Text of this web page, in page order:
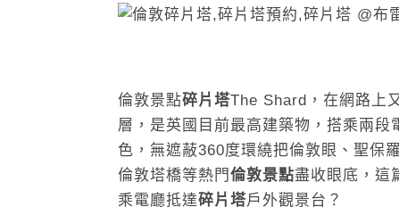
倫敦景點碎片塔The Shard，在網路上
層，是英國目前最高建築物，搭乘兩段
色，無遮蔽360度環繞把倫敦眼、聖保
倫敦塔橋等熱門倫敦景點盡收眼底，這
乘電廳抵達碎片塔戶外觀景台？